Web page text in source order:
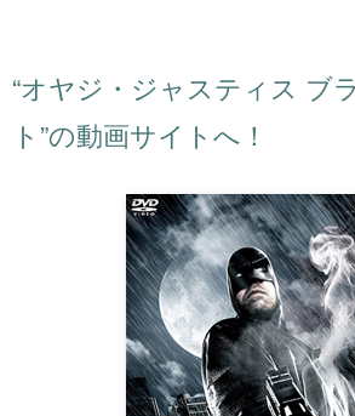
“オヤジ・ジャスティス ブ
ト”の動画サイトへ！